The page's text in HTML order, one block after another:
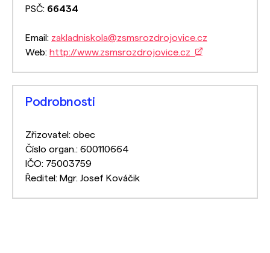
PSČ: 66434
Email: zakladniskola@zsmsrozdrojovice.cz
Web: http://www.zsmsrozdrojovice.cz
Podrobnosti
Zřizovatel: obec
Číslo organ.: 600110664
IČO: 75003759
Ředitel: Mgr. Josef Kováčik